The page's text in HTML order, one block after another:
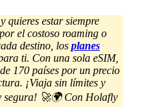
quieres estar siempre
el costoso roaming o
destino, los planes
ti. Con una sola eSIM,
170 países por un precio
¡Viaja sin límites y
segura! 🚀🌍 Con Holafly